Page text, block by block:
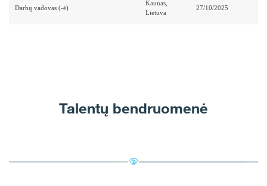
Darbų vadovas (-ė) 27/10/2025
Talentų bendruomenė